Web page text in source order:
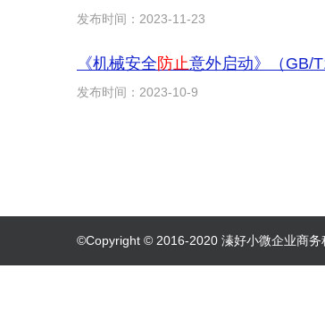
发布时间：2023-11-23
《机械安全 防止意外启动》（GB/
发布时间：2023-10-9
©Copyright © 2016-2020 溱好小微企业商务